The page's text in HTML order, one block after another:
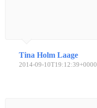
Tina Holm Laage
2014-09-10T19:12:39+0000